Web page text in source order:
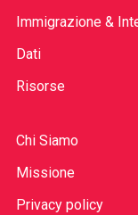
Immigrazione &
Dati
Risorse
Chi Siamo
Missione
Privacy policy